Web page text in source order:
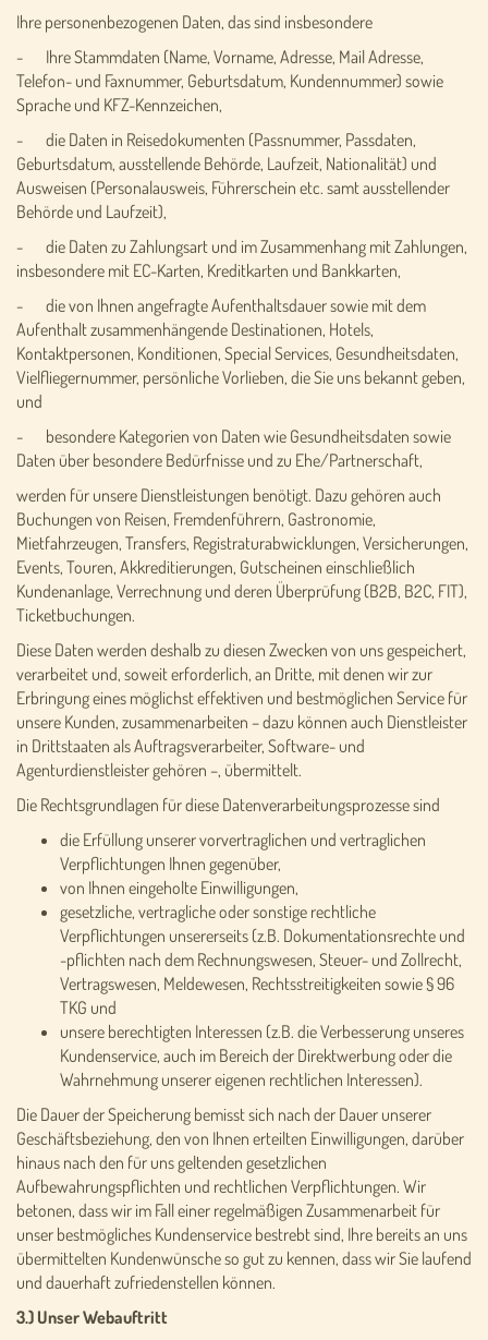
Ihre personenbezogenen Daten, das sind insbesondere
- Ihre Stammdaten (Name, Vorname, Adresse, Mail Adresse,
Telefon- und Faxnummer, Geburtsdatum, Kundennummer) sowie
Sprache und KFZ-Kennzeichen,
- die Daten in Reisedokumenten (Passnummer, Passdaten,
Geburtsdatum, ausstellende Behörde, Laufzeit, Nationalität) und
Ausweisen (Personalausweis, Führerschein etc. samt ausstellender
Behörde und Laufzeit),
- die Daten zu Zahlungsart und im Zusammenhang mit Zahlungen,
insbesondere mit EC-Karten, Kreditkarten und Bankkarten,
- die von Ihnen angefragte Aufenthaltsdauer sowie mit dem
Aufenthalt zusammenhängende Destinationen, Hotels,
Kontaktpersonen, Konditionen, Special Services, Gesundheitsdaten,
Vielfliegernummer, persönliche Vorlieben, die Sie uns bekannt geben,
und
- besondere Kategorien von Daten wie Gesundheitsdaten sowie
Daten über besondere Bedürfnisse und zu Ehe/Partnerschaft,
werden für unsere Dienstleistungen benötigt. Dazu gehören auch
Buchungen von Reisen, Fremdenführern, Gastronomie,
Mietfahrzeugen, Transfers, Registraturabwicklungen, Versicherungen,
Events, Touren, Akkreditierungen, Gutscheinen einschließlich
Kundenanlage, Verrechnung und deren Überprüfung (B2B, B2C, FIT),
Ticketbuchungen.
Diese Daten werden deshalb zu diesen Zwecken von uns gespeichert,
verarbeitet und, soweit erforderlich, an Dritte, mit denen wir zur
Erbringung eines möglichst effektiven und bestmöglichen Service für
unsere Kunden, zusammenarbeiten – dazu können auch Dienstleister
in Drittstaaten als Auftragsverarbeiter, Software- und
Agenturdienstleister gehören –, übermittelt.
Die Rechtsgrundlagen für diese Datenverarbeitungsprozesse sind
die Erfüllung unserer vorvertraglichen und vertraglichen
Verpflichtungen Ihnen gegenüber,
von Ihnen eingeholte Einwilligungen,
gesetzliche, vertragliche oder sonstige rechtliche
Verpflichtungen unsererseits (z.B. Dokumentationsrechte und
-pflichten nach dem Rechnungswesen, Steuer- und Zollrecht,
Vertragswesen, Meldewesen, Rechtsstreitigkeiten sowie § 96
TKG und
unsere berechtigten Interessen (z.B. die Verbesserung unseres
Kundenservice, auch im Bereich der Direktwerbung oder die
Wahrnehmung unserer eigenen rechtlichen Interessen).
Die Dauer der Speicherung bemisst sich nach der Dauer unserer
Geschäftsbeziehung, den von Ihnen erteilten Einwilligungen, darüber
hinaus nach den für uns geltenden gesetzlichen
Aufbewahrungspflichten und rechtlichen Verpflichtungen. Wir
betonen, dass wir im Fall einer regelmäßigen Zusammenarbeit für
unser bestmögliches Kundenservice bestrebt sind, Ihre bereits an uns
übermittelten Kundenwünsche so gut zu kennen, dass wir Sie laufend
und dauerhaft zufriedenstellen können.
3.) Unser Webauftritt